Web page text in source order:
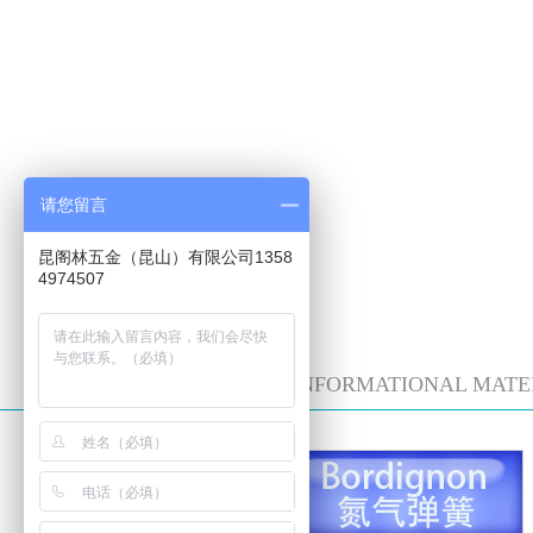
DOWNLOAD INFORMATIONAL
技术数据表格
请您留言
昆阁林五金（昆山）有限公司1358
4974507